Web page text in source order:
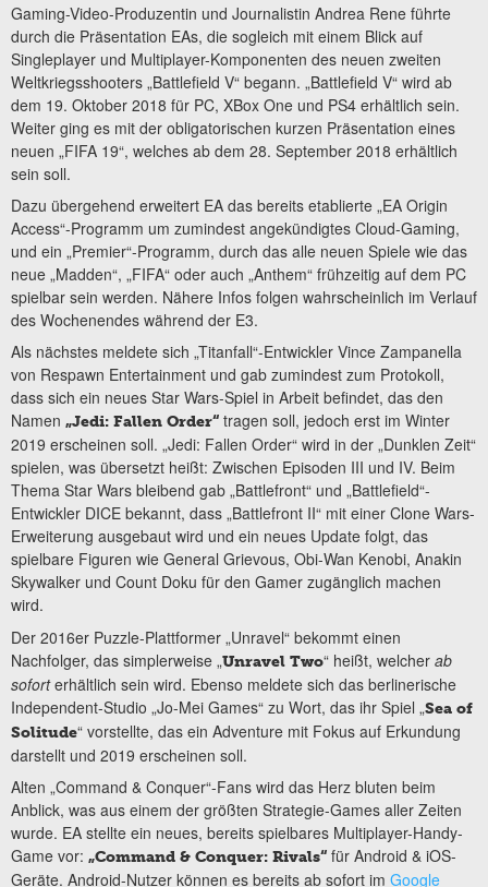
Gaming-Video-Produzentin und Journalistin Andrea Rene führte
durch die Präsentation EAs, die sogleich mit einem Blick auf
Singleplayer und Multiplayer-Komponenten des neuen zweiten
Weltkriegsshooters „Battlefield V“ begann. „Battlefield V“ wird ab
dem 19. Oktober 2018 für PC, XBox One und PS4 erhältlich sein.
Weiter ging es mit der obligatorischen kurzen Präsentation eines
neuen „FIFA 19“, welches ab dem 28. September 2018 erhältlich
sein soll.
Dazu übergehend erweitert EA das bereits etablierte „EA Origin
Access“-Programm um zumindest angekündigtes Cloud-Gaming,
und ein „Premier“-Programm, durch das alle neuen Spiele wie das
neue „Madden“, „FIFA“ oder auch „Anthem“ frühzeitig auf dem PC
spielbar sein werden. Nähere Infos folgen wahrscheinlich im Verlauf
des Wochenendes während der E3.
Als nächstes meldete sich „Titanfall“-Entwickler Vince Zampanella
von Respawn Entertainment und gab zumindest zum Protokoll,
dass sich ein neues Star Wars-Spiel in Arbeit befindet, das den
Namen „Jedi: Fallen Order“ tragen soll, jedoch erst im Winter
2019 erscheinen soll. „Jedi: Fallen Order“ wird in der „Dunklen Zeit“
spielen, was übersetzt heißt: Zwischen Episoden III und IV. Beim
Thema Star Wars bleibend gab „Battlefront“ und „Battlefield“-
Entwickler DICE bekannt, dass „Battlefront II“ mit einer Clone Wars-
Erweiterung ausgebaut wird und ein neues Update folgt, das
spielbare Figuren wie General Grievous, Obi-Wan Kenobi, Anakin
Skywalker und Count Doku für den Gamer zugänglich machen
wird.
Der 2016er Puzzle-Plattformer „Unravel“ bekommt einen
Nachfolger, das simplerweise „Unravel Two“ heißt, welcher ab
soforterhältlich sein wird. Ebenso meldete sich das berlinerische
Independent-Studio „Jo-Mei Games“ zu Wort, das ihr Spiel „Sea of
Solitude“ vorstellte, das ein Adventure mit Fokus auf Erkundung
darstellt und 2019 erscheinen soll.
Alten „Command & Conquer“-Fans wird das Herz bluten beim
Anblick, was aus einem der größten Strategie-Games aller Zeiten
wurde. EA stellte ein neues, bereits spielbares Multiplayer-Handy-
Game vor: „Command & Conquer: Rivals“ für Android & iOS-
Geräte. Android-Nutzer können es bereits ab sofort im Google